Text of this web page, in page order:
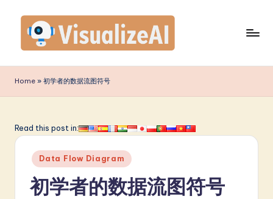
content
is
u
li
Home » 初学者的数据流图符号
Read this post in:
Posted
in
Data Flow Diagram
初学者的数据流图符号